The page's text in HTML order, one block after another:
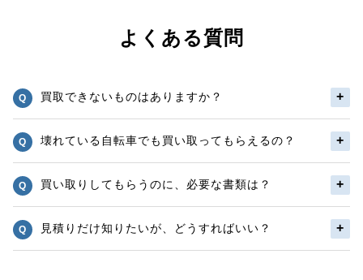
よくある質問
買取できないものはありますか？
壊れている自転車でも買い取ってもらえるの？
買い取りしてもらうのに、必要な書類は？
見積りだけ知りたいが、どうすればいい？